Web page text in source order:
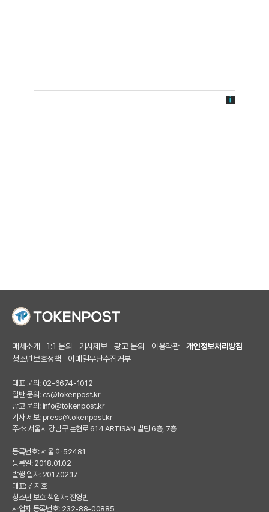
매체소개 1:1 문의 기사제보 광고 문의 이용약관
개인정보처리방침
청소년보호정책
이메일무단수집거부
대표 문의: 02-6674-1012
일반 문의: cs@tokenpost.kr
광고 문의: info@tokenpost.kr
기사 제보: press@tokenpost.kr
주소: 서울시 강남구 논현로 614 ARTISAN 빌딩 6층, 7층
등록번호: 서울 아 52481
등록일: 2018.01.02
발행 일자: 2017.02.17
대표: 김지호
청소년 보호 책임자: 전영빈
사업자 등록번호: 232-88-00885